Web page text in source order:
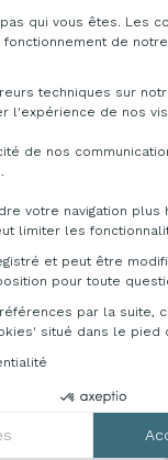
Gestion du
qui vous êtes. Les
de
techniques sur
l'expérience de nos
de nos
votre navigation plus
limiter les
et peut être
pour toute
par la suite,
situé dans le pied
Axeptio consent
de
bureau
Prix